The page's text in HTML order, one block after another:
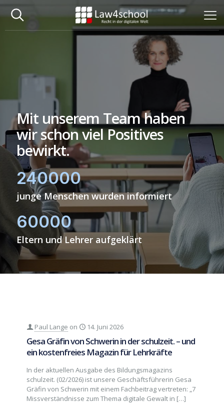
Mit unserem Team haben
wir schon viel Positives
bewirkt.
240000
junge Menschen wurden informiert
60000
Eltern und Lehrer aufgeklärt
Paul Lange on 14. Juni 2026
Gesa Gräfin von Schwerin in der schulzeit. – und
ein kostenfreies Magazin für Lehrkräfte
In der aktuellen Ausgabe des Bildungsmagazins
schulzeit. (02/2026) ist unsere Geschäftsführerin Gesa
Gräfin von Schwerin mit einem Fachbeitrag vertreten: „7
Missverständnisse zum Thema digitale Gewalt in […]